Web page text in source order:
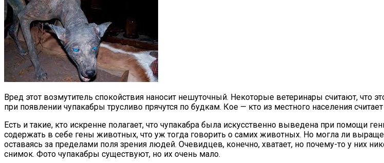
Вред этот возмутитель спокойствия наносит нешуточный. Некоторые ветеринары считают, что
при появлении чупакабры трусливо прячутся по будкам. Кое — кто из местного населения
Есть и такие, кто искренне полагает, что чупакабра была искусственно выведена при помощи
содержать в себе гены животных, что уж тогда говорить о самих животных. Но могла ли
оставаясь за пределами поля зрения людей. Очевидцев, конечно, хватает, но почему-то у них
снимок. Фото чупакабры существуют, но их очень мало.